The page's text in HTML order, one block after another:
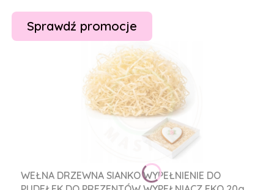
Sprawdź promocje
WEŁNA DRZEWNA SIANKO WYPEŁNIENIE DO